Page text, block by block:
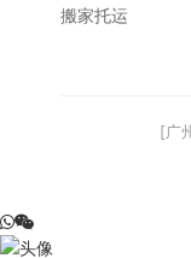
搬家托运
[广